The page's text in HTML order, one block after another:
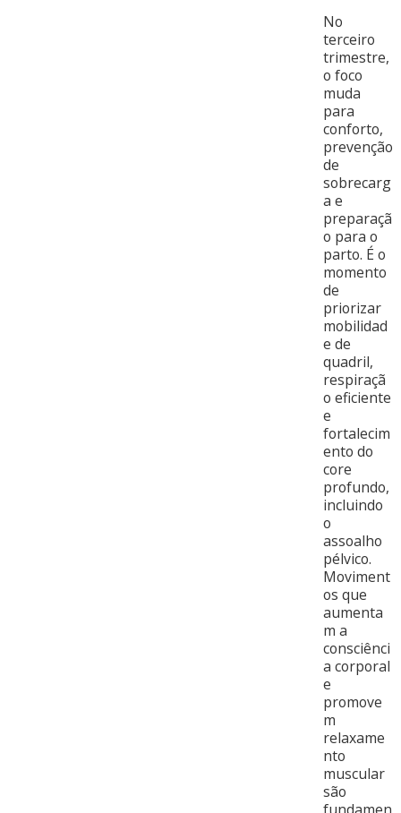
No
terceiro
trimestre,
o foco
muda
para
conforto,
prevenção
de
sobrecarg
a e
preparaçã
o para o
parto. É o
momento
de
priorizar
mobilidad
e de
quadril,
respiraçã
o eficiente
e
fortalecim
ento do
core
profundo,
incluindo
o
assoalho
pélvico.
Moviment
os que
aumenta
m a
consciênci
a corporal
e
promove
m
relaxame
nto
muscular
são